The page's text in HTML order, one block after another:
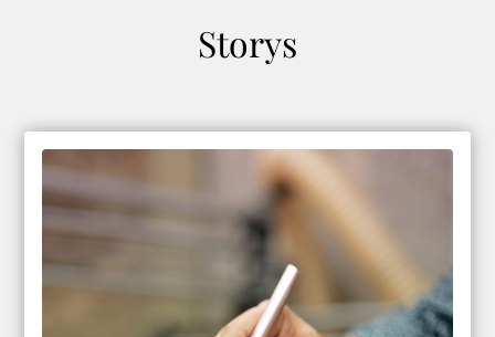
Storys